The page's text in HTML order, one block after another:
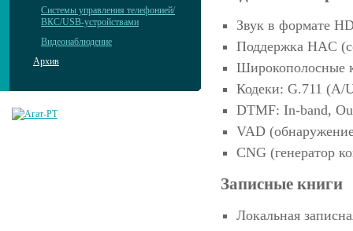
Системы управления телефонией/
ВКС/USB-устройствами
Видеонаблюдение
Архив
Звук в формате
Поддержка HAC
Широкополосные
Кодеки: G.711 (A/
DTMF: In-band,
VAD
CNG (генератор
Записные книги
Локальная